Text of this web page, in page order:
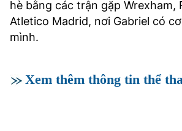
hè bằng các trận gặp Wrexham,
Atletico Madrid, nơi Gabriel có
mình.
Xem thêm thông tin thể